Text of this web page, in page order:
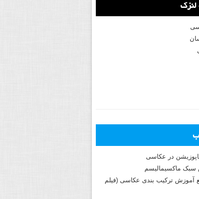
لنزک
در عکاسی
آموزش ترکیب بندی عکاسی (فیلم